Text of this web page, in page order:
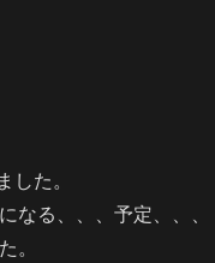
した。
なる、、、予定、、、
。